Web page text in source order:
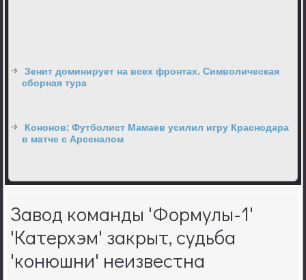
Зенит доминирует на всех фронтах. Символическая
сборная тура
Кононов: Футболист Мамаев усилил игру Краснодара
в матче с Арсеналом
Завод команды 'Формулы-1'
'Катерхэм' закрыт, судьба
'конюшни' неизвестна